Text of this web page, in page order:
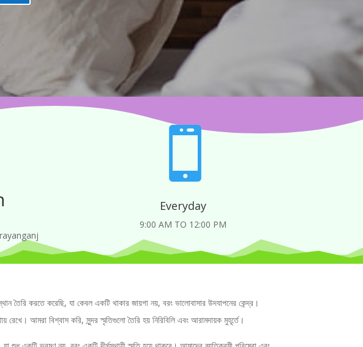

Everyday
9:00 AM TO 12:00 PM
করতে করেছি, যা কেবল একটি থাকার জায়গা নয়, বরং ভালোবাসার উদযাপনের কেন্দ্র।
আমরা বিশ্বাস করি, সুন্দর স্মৃতিগুলো তৈরি হয় নিরিবিলি এবং আরামদায়ক মুহূর্তে।